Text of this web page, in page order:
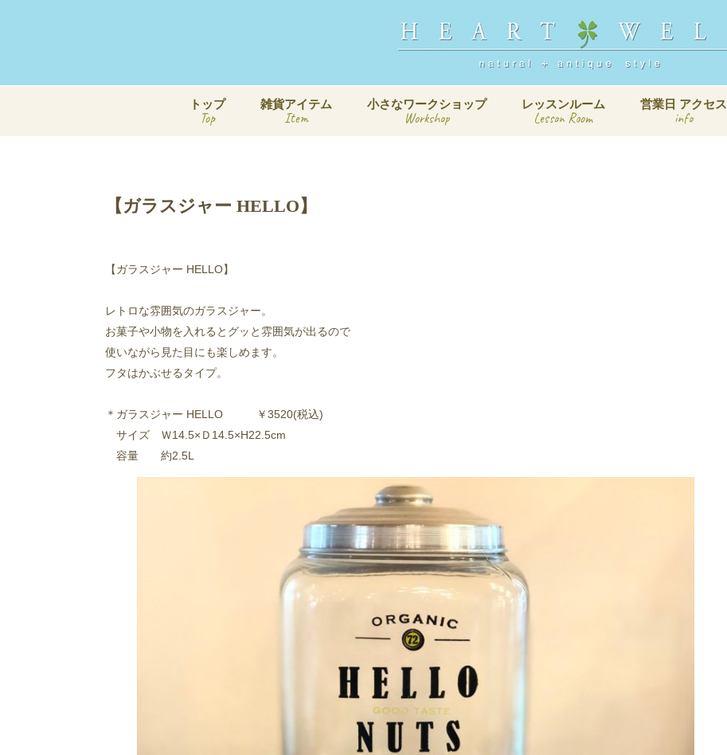
トップ
Top
雑貨アイテム
Item
小さなワークショップ
Workshop
レッスンルーム
Lesson Room
営業日 アクセス
info
【ガラスジャー HELLO】
【ガラスジャー HELLO】
レトロな雰囲気のガラスジャー。
お菓子や小物を入れるとグッと雰囲気が出るので
使いながら見た目にも楽しめます。
フタはかぶせるタイプ。
＊ ガラスジャー HELLO ￥3520(税込)
サイズ Ｗ14.5×Ｄ14.5×H22.5cm
容量 約2.5L